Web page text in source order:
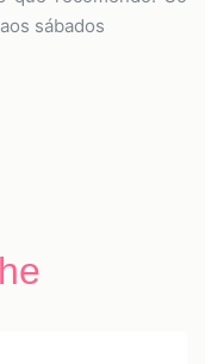
sábados